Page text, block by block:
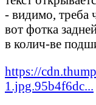
- видимо, треба
вот фотка
в колич-ве
https://
1.jpg.95b4f6dc...